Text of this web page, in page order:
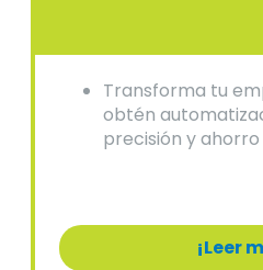
Transforma tu
obtén
precisión y
¡Leer